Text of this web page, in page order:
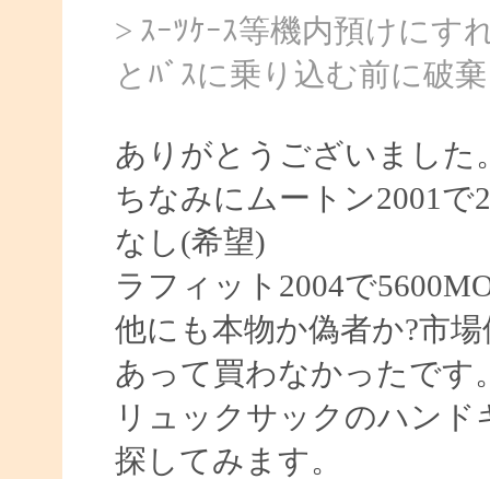
> ｽｰﾂｹｰｽ等機内預けにす
とﾊﾞｽに乗り込む前に破
ありがとうございました
ちなみにムートン2001で
なし(希望)
ラフィット2004で
他にも本物か偽者か?市
あって買わなかったです
リュックサックのハン
探してみます。